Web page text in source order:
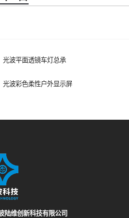
光波平面透镜车灯总承
光波彩色柔性户外显示屏
陆维创新科技有限公司